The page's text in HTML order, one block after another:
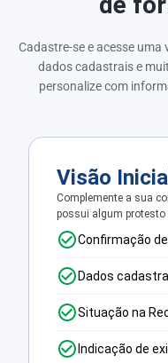
Cadastre-se e acesse
dados cadastrais e
personalize com
Visão Inicial
Complemente a sua
possui algum protesto
Confirmação
Dados
Situação na
Indicação de